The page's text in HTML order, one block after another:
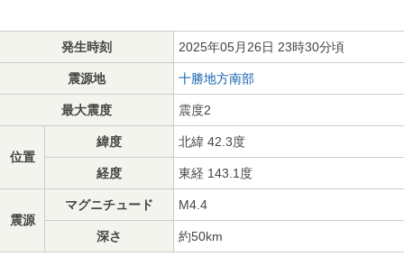
発生時刻 2025年05月26日 23時30分頃
震源地 十勝地方南部
最大震度 震度2
位置
緯度 北緯 42.3度
経度 東経 143.1度
震源
マグニチュード M4.4
深さ 約50km